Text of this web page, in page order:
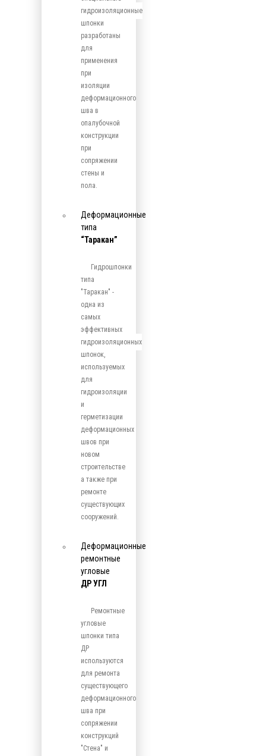
гидроизоляционные
шпонки
разработаны
для
применения
при
изоляции
деформационного
шва в
опалубочной
конструкции
при
сопряжении
стены и
пола.
Деформационные
типа
“Таракан”
Гидрошпонки
типа
"Таракан" -
одна из
самых
эффективных
гидроизоляционных
шпонок,
используемых
для
гидроизоляции
и
герметизации
деформационных
швов при
новом
строительстве
а также при
ремонте
существующих
сооружений.
Деформационные
ремонтные
угловые
ДР УГЛ
Ремонтные
угловые
шпонки типа
ДР
используются
для ремонта
существующего
деформационного
шва при
сопряжении
конструкций
"Стена" и